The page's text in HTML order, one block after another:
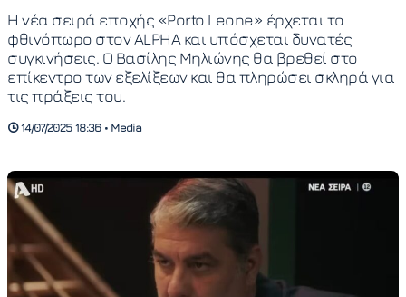
Η νέα σειρά εποχής «Porto Leone» έρχεται το
φθινόπωρο στον ALPHA και υπόσχεται δυνατές
συγκινήσεις. Ο Βασίλης Μηλιώνης θα βρεθεί στο
επίκεντρο των εξελίξεων και θα πληρώσει σκληρά για
τις πράξεις του.
14/07/2025 18:36 • Media